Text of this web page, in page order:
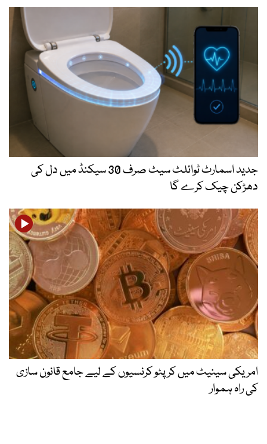
جدید اسمارٹ ٹوائلٹ سیٹ صرف 30 سیکنڈ میں دل کی
دھڑکن چیک کرے گا
امریکی سینیٹ میں کرپٹو کرنسیوں کے لیے جامع قانون سازی
کی راہ ہموار